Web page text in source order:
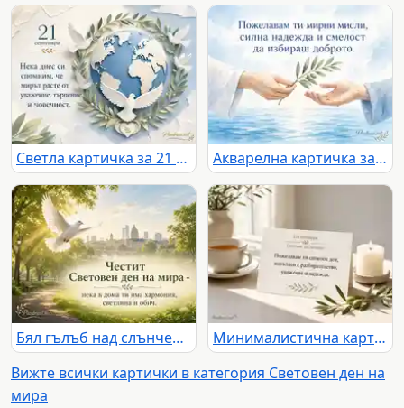
Светла картичка за 21 септември с планета, гълъби и послание за мир Акварелна картичка за Световния ден на мира с маслинова клонка
Бял гълъб над слънчев парк за Световния ден на мира
Минималистична картичка за 21 септември със свещ, чай и маслинова клонка
Вижте всички картички в категория Световен ден на
мира